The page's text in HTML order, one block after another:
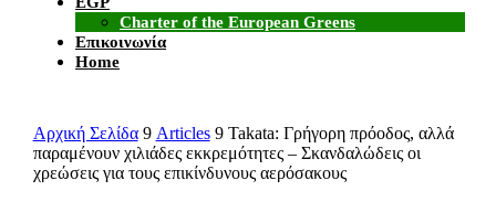
Charter of the European Greens
Επικοινωνία
Home
Αρχική Σελίδα 9 Articles 9 Takata: Γρήγορη πρόοδος, αλλά
παραμένουν χιλιάδες εκκρεμότητες – Σκανδαλώδεις οι
χρεώσεις για τους επικίνδυνους αερόσακους